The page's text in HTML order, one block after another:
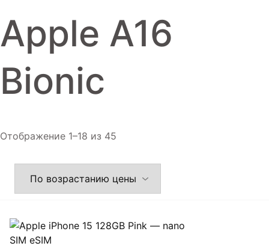
Аксессуары
Apple A16
Bionic
Отображение 1–18 из 45